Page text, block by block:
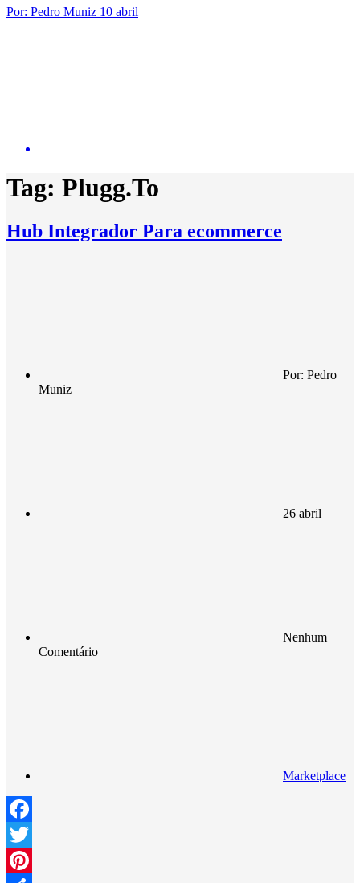
Por: Pedro Muniz 10 abril
Tag: Plugg.To
Hub Integrador Para ecommerce
Por: Pedro
Muniz
26 abril
Nenhum
Comentário
Marketplace
Facebook
Twitter